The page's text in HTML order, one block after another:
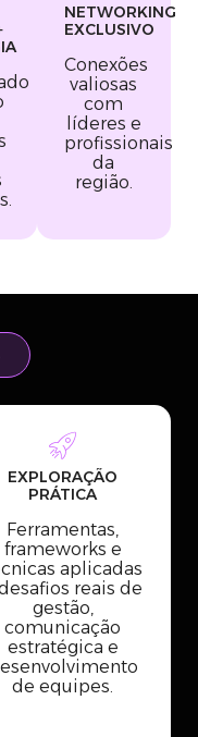
NETWORKING
EXCLUSIVO
Conexões
valiosas
com
líderes e
profissionais
da
região.
EXPLORAÇÃO
PRÁTICA
Ferramentas,
frameworks e
aplicadas
reais de
gestão,
comunicação
estratégica e
de equipes.